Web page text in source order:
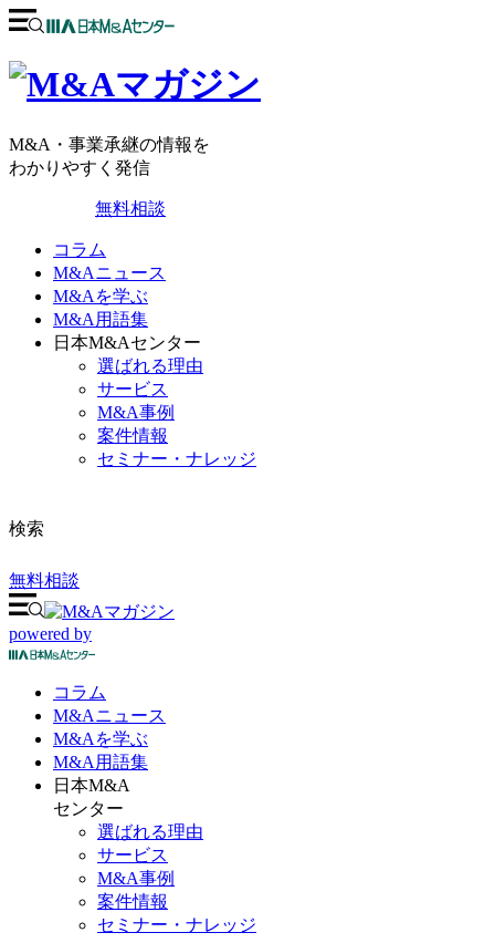
M&A・事業承継の情報を
わかりやすく発信
無料相談
コラム
M&Aニュース
M&Aを学ぶ
M&A用語集
日本M&Aセンター
選ばれる理由
サービス
M&A事例
案件情報
セミナー・ナレッジ
検索
無料相談
powered by
コラム
M&Aニュース
M&Aを学ぶ
M&A 用語集
日本M&A
センター
選ばれる理由
サービス
M&A事例
案件情報
セミナー・ナレッジ